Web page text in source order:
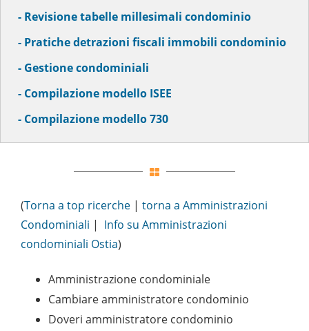
- Revisione tabelle millesimali condominio
- Pratiche detrazioni fiscali immobili condominio
- Gestione condominiali
- Compilazione modello ISEE
- Compilazione modello 730
(Torna a top ricerche | torna a Amministrazioni
Condominiali | Info su Amministrazioni
condominiali Ostia)
Amministrazione condominiale
Cambiare amministratore condominio
Doveri amministratore condominio